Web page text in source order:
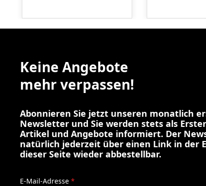
Keine Angebote
mehr verpassen!
Abonnieren Sie jetzt unseren monatlich
Newsletter und Sie werden stets als
Artikel und Angebote informiert. Der
natürlich jederzeit über einen Link in der
dieser Seite wieder abbestellbar.
E-Mail-Adresse *